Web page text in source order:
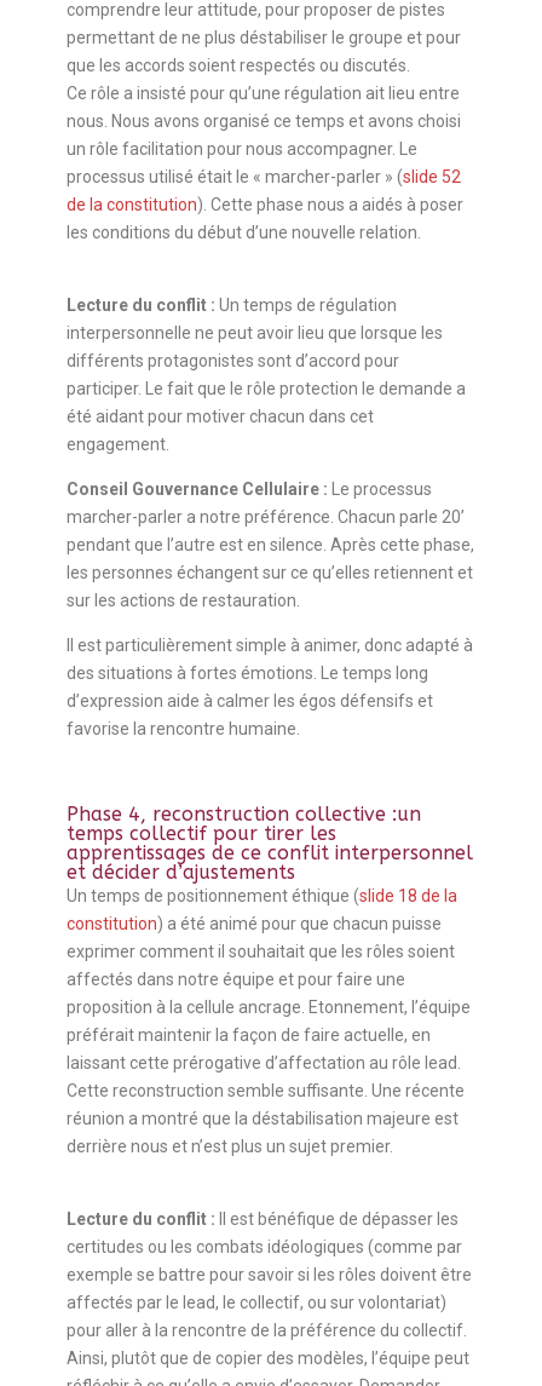
comprendre leur attitude, pour proposer de pistes
permettant de ne plus déstabiliser le groupe et pour
que les accords soient respectés ou discutés.
Ce rôle a insisté pour qu’une régulation ait lieu entre
nous. Nous avons organisé ce temps et avons choisi
un rôle facilitation pour nous accompagner. Le
processus utilisé était le « marcher-parler » (slide 52
de la constitution). Cette phase nous a aidés à poser
les conditions du début d’une nouvelle relation.
Lecture du conflit : Un temps de régulation
interpersonnelle ne peut avoir lieu que lorsque les
différents protagonistes sont d’accord pour
participer. Le fait que le rôle protection le demande a
été aidant pour motiver chacun dans cet
engagement.
Conseil Gouvernance Cellulaire :
Le processus
marcher-parler a notre préférence. Chacun parle 20’
pendant que l’autre est en silence. Après cette phase,
les personnes échangent sur ce qu’elles retiennent et
sur les actions de restauration.
Il est particulièrement simple à animer, donc adapté à
des situations à fortes émotions. Le temps long
d’expression aide à calmer les égos défensifs et
favorise la rencontre humaine.
Phase 4, reconstruction collective :un
temps collectif pour tirer les
apprentissages de ce conflit interpersonnel
et décider d’ajustements
Un temps de positionnement éthique (slide 18 de la
constitution) a été animé pour que chacun puisse
exprimer comment il souhaitait que les rôles soient
affectés dans notre équipe et pour faire une
proposition à la cellule ancrage. Etonnement, l’équipe
préférait maintenir la façon de faire actuelle, en
laissant cette prérogative d’affectation au rôle lead.
Cette reconstruction semble suffisante. Une récente
réunion a montré que la déstabilisation majeure est
derrière nous et n’est plus un sujet premier.
Lecture du conflit :
Il est bénéfique de dépasser les
certitudes ou les combats idéologiques (comme par
exemple se battre pour savoir si les rôles doivent être
affectés par le lead, le collectif, ou sur volontariat)
pour aller à la rencontre de la préférence du collectif.
Ainsi, plutôt que de copier des modèles, l’équipe peut